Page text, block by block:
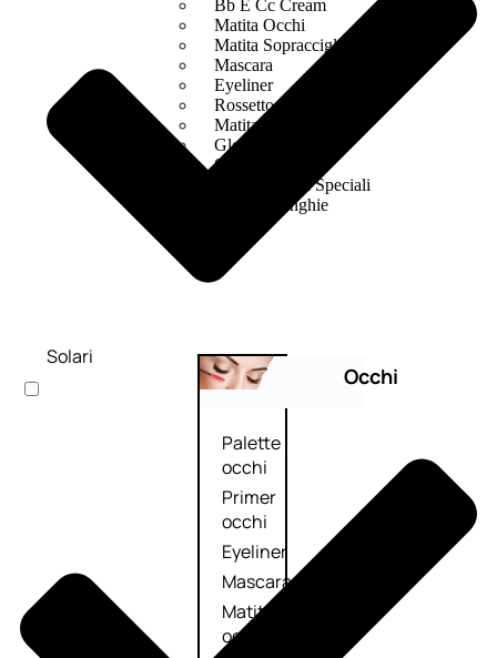
Bb E Cc Cream
Matita Occhi
Matita Sopracciglia
Mascara
Eyeliner
Rossetto
Matita Labbra
Gloss
Smalto
Smalto Effetti Speciali
Solventi Unghie
Occhi
Palette
occhi
Primer
occhi
Eyeliner
Mascara
Matita
occhi
Solari